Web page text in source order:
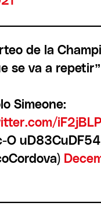
de la
se va a repetir”
Simeone:
O uD83CuDF54